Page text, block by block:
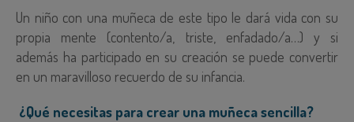
Un niño con una muñeca de este tipo le dará vida con su
propia mente (contento/a, triste, enfadado/a…) y si
además ha participado en su creación se puede convertir
en un maravilloso recuerdo de su infancia.
¿Qué necesitas para crear una muñeca sencilla?